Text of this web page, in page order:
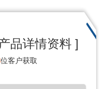
品详情资料 ]
位客户获取